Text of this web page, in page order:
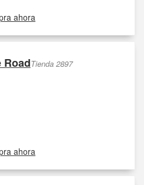
ahora
RoadTienda 2897
ahora